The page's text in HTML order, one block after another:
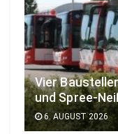
Vier
und Spree-
6. AUGUST 2026